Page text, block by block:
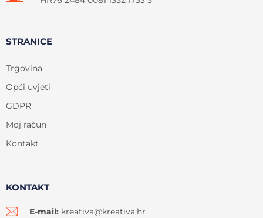
STRANICE
Trgovina
Opći uvjeti
GDPR
Moj račun
Kontakt
KONTAKT
E-mail: kreativa@kreativa.hr